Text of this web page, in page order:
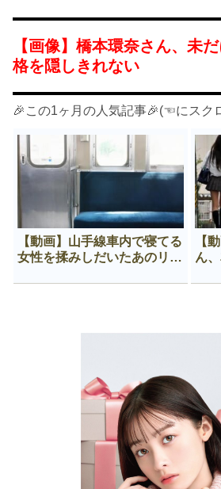
【画像】橋本環奈さん、未
格を隠しきれない
🎉この1ヶ月の人気記事🎉(☜にスク
【動画】山手線車内で寝てる
女性を揉みしだいたあのリー
【
ん